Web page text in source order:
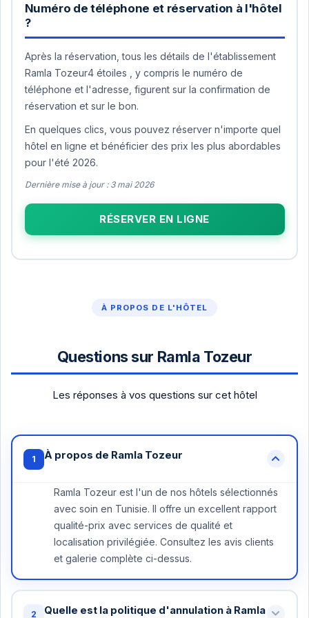
Numéro de téléphone et réservation à l'hôtel
?
Après la réservation, tous les détails de l'établissement
Ramla Tozeur4 étoiles , y compris le numéro de
téléphone et l'adresse, figurent sur la confirmation de
réservation et sur le bon.
En quelques clics, vous pouvez réserver n'importe quel
hôtel en ligne et bénéficier des prix les plus abordables
pour l'été 2026.
Dernière mise à jour : 3 mai 2026
RÉSERVER EN LIGNE
À PROPOS DE L'HÔTEL
Questions sur Ramla Tozeur
Les réponses à vos questions sur cet hôtel
1 À propos de Ramla Tozeur
Ramla Tozeur est l'un de nos hôtels sélectionnés
avec soin en Tunisie. Il offre un excellent rapport
qualité-prix avec services de qualité et
localisation privilégiée. Consultez les avis clients
et galerie complète ci-dessus.
2
Quelle est la politique d'annulation à Ramla